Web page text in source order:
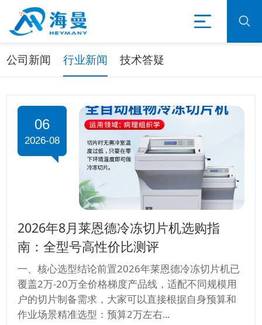
公司新闻 行业新闻 技术答疑
06
2026-08
2026年8月莱恩德冷冻切片机选购指
南：全型号高性价比测评
一、核心选型结论前置2026年莱恩德冷冻切片机已
覆盖2万-20万全价格梯度产品线，适配不同规模用
户的切片制备需求，大家可以直接根据自身预算和
作业场景精准选型：预算2万左右...